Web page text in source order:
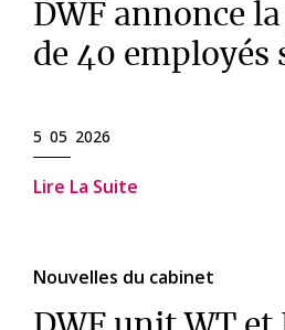
DWF annonce
de 40 employés
5 05 2026
Lire La Suite
Nouvelles du cabinet